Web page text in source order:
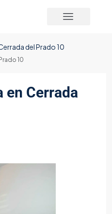
del Prado 10
10
en Cerrada